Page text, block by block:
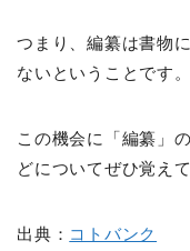
つまり、編纂は書物
ないということです。
この機会に「編纂」
どについてぜひ覚え
出典： コトバンク